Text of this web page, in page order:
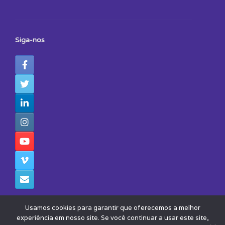
Siga-nos
Usamos cookies para garantir que oferecemos a melhor
experiência em nosso site. Se você continuar a usar este site,